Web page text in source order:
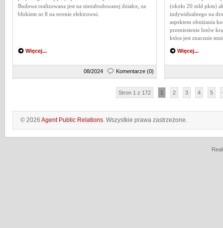
Budowa realizowana jest na niezabudowanej działce, za
blokiem nr 8 na terenie elektrowni.
Więcej...
08/2024 Komentarze (0)
(około 20 mld pkm)
indywidualnego na
aspektem obniżania
przeniesienie lotów
która jest znacznie
Więcej...
Stron 1 z 172 1 2 3 4 5
© 2026 Agent Public Relations. Wszystkie prawa zastrzeżone.